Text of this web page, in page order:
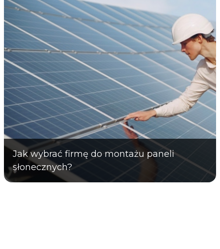
Jak wybrać firmę do montażu paneli
słonecznych?